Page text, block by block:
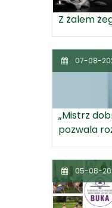
Z żalem
07-08-
„Mistrz
pozwala
05-08-